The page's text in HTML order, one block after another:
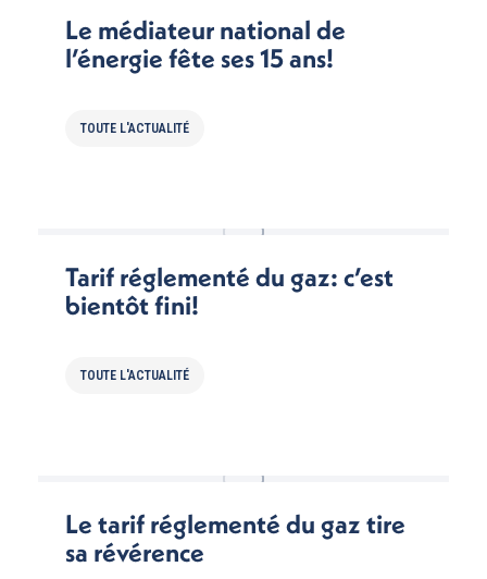
Le médiateur national de
l’énergie fête ses 15 ans!
TOUTE L'ACTUALITÉ
Tarif réglementé du gaz: c’est
bientôt fini!
TOUTE L'ACTUALITÉ
Le tarif réglementé du gaz tire
sa révérence